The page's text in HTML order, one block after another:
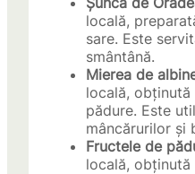
locală,
sare. Este
smântână.
Mierea de
locală,
pădure. Este
mâncărurilor și
Fructele de
locală,